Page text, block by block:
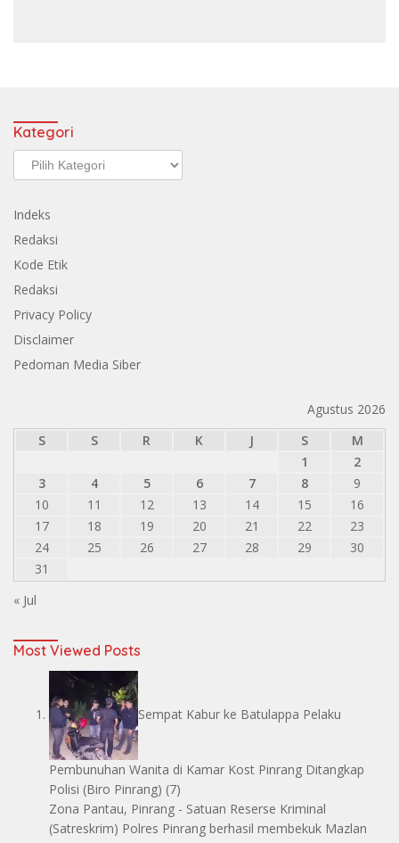
Kategori
Kategori
Indeks
Redaksi
Kode Etik
Redaksi
Privacy Policy
Disclaimer
Pedoman Media Siber
Agustus 2026
S
S R K J S
M
1
2
3
4 5 6 7 8
9
10
11 12 13 14 15
16
17
18 19 20 21 22
23
24
25 26 27 28 29
30
31
« Jul
Most Viewed Posts
Sempat Kabur ke Batulappa Pelaku
Pembunuhan Wanita di Kamar Kost Pinrang Ditangkap
Polisi (Biro Pinrang) (7)
Zona Pantau, Pinrang - Satuan Reserse Kriminal
(Satreskrim) Polres Pinrang berhasil membekuk Mazlan